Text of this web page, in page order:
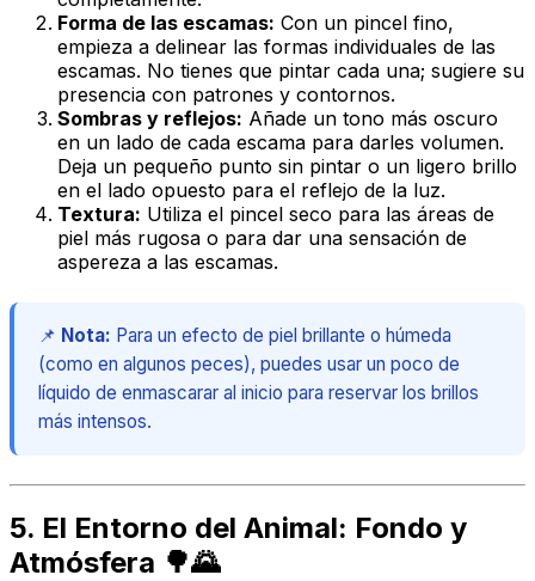
Forma de las escamas: Con un pincel fino,
empieza a delinear las formas individuales de las
escamas. No tienes que pintar cada una; sugiere su
presencia con patrones y contornos.
Sombras y reflejos: Añade un tono más oscuro
en un lado de cada escama para darles volumen.
Deja un pequeño punto sin pintar o un ligero brillo
en el lado opuesto para el reflejo de la luz.
Textura: Utiliza el pincel seco para las áreas de
piel más rugosa o para dar una sensación de
aspereza a las escamas.
📌 Nota: Para un efecto de piel brillante o húmeda
(como en algunos peces), puedes usar un poco de
líquido de enmascarar al inicio para reservar los brillos
más intensos.
5. El Entorno del Animal: Fondo y
Atmósfera 🌳🌄